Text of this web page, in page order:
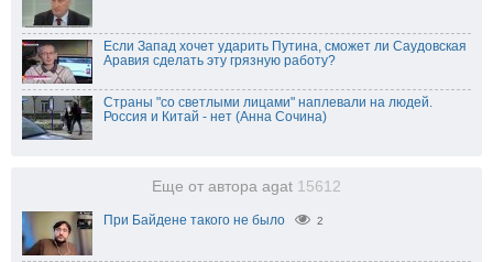
Если Запад хочет ударить Путина, сможет ли Саудовская
Аравия сделать эту грязную работу?
Страны "со светлыми лицами" наплевали на людей.
Россия и Китай - нет (Анна Сочина)
Еще от автора agat 15612
При Байдене такого не было 2